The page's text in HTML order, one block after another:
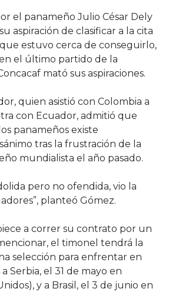
el panameño Julio César Dely
aspiración de clasificar a la cita
estuvo cerca de conseguirlo,
el último partido de la
mató sus aspiraciones.
quien asistió con Colombia a
con Ecuador, admitió que
panameños existe
tras la frustración de la
mundialista el año pasado.
pero no ofendida, vio la
planteó Gómez.
a correr su contrato por un
el timonel tendrá la
selección para enfrentar en
Serbia, el 31 de mayo en
y a Brasil, el 3 de junio en